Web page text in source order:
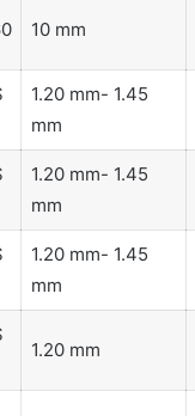
10 mm
1.20 mm- 1.45
mm
1.20 mm- 1.45
mm
1.20 mm- 1.45
mm
1.20 mm